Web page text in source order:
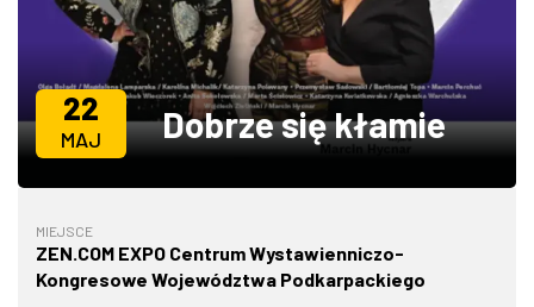
W RZESZOWIE
22
MAJ Dobrze się kłamie
MIEJSCE
ZEN.COM EXPO Centrum Wystawienniczo-
Kongresowe Województwa Podkarpackiego